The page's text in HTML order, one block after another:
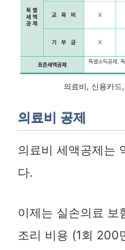
의료비, 신용카드
의료비 공제
의료비 세액공제는
다.
이제는 실손의료 보
조리 비용 (1회 200